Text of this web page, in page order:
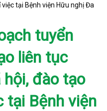
tại Bệnh viện Hữu nghị Đa
tuyển
liên tục
đào tạo
tại Bệnh viện